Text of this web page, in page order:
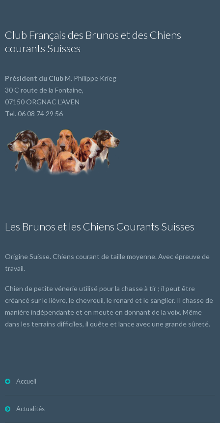
Club Français des Brunos et des Chiens
courants Suisses
Président du ClubM. Philippe Krieg
30 C route de la Fontaine,
07150 ORGNAC L'AVEN
Tel. 06 08 74 29 56
Les Brunos et les Chiens Courants Suisses
Origine Suisse. Chiens courant de taille moyenne. Avec épreuve de
travail.
Chien de petite vénerie utilisé pour la chasse à tir ; il peut être
créancé sur le lièvre, le chevreuil, le renard et le sanglier. Il chasse de
manière indépendante et en meute en donnant de la voix. Même
dans les terrains difficiles, il quête et lance avec une grande sûreté.
Accueil
Actualités